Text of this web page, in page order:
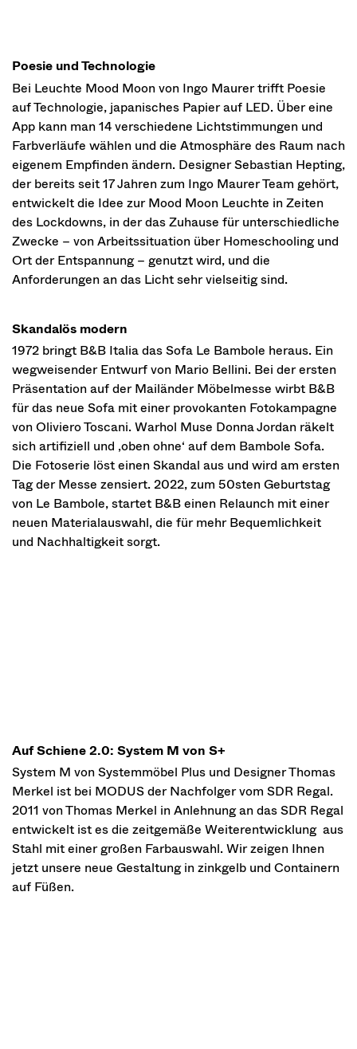
Poesie und Technologie
Bei Leuchte Mood Moon von Ingo Maurer trifft Poesie
auf Technologie, japanisches Papier auf LED. Über eine
App kann man 14 verschiedene Lichtstimmungen und
Farbverläufe wählen und die Atmosphäre des Raum nach
eigenem Empfinden ändern. Designer Sebastian Hepting,
der bereits seit 17 Jahren zum Ingo Maurer Team gehört,
entwickelt die Idee zur Mood Moon Leuchte in Zeiten
des Lockdowns, in der das Zuhause für unterschiedliche
Zwecke – von Arbeitssituation über Homeschooling und
Ort der Entspannung – genutzt wird, und die
Anforderungen an das Licht sehr vielseitig sind.
Skandalös modern
1972 bringt B&B Italia das Sofa Le Bambole heraus. Ein
wegweisender Entwurf von Mario Bellini. Bei der ersten
Präsentation auf der Mailänder Möbelmesse wirbt B&B
für das neue Sofa mit einer provokanten Fotokampagne
von Oliviero Toscani. Warhol Muse Donna Jordan räkelt
sich artifiziell und ‚oben ohne‘ auf dem Bambole Sofa.
Die Fotoserie löst einen Skandal aus und wird am ersten
Tag der Messe zensiert. 2022, zum 50sten Geburtstag
von Le Bambole, startet B&B einen Relaunch mit einer
neuen Materialauswahl, die für mehr Bequemlichkeit
und Nachhaltigkeit sorgt.
Auf Schiene 2.0: System M von S+
System M von Systemmöbel Plus und Designer Thomas
Merkel ist bei MODUS der Nachfolger vom SDR Regal.
2011 von Thomas Merkel in Anlehnung an das SDR Regal
entwickelt ist es die zeitgemäße Weiterentwicklung aus
Stahl mit einer großen Farbauswahl. Wir zeigen Ihnen
jetzt unsere neue Gestaltung in zinkgelb und Containern
auf Füßen.